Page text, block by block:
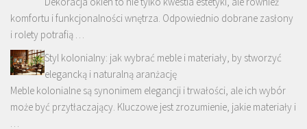
komfortu i funkcjonalności wnętrza. Odpowiednio dobrane zasłony
i rolety potrafią …
Styl kolonialny: jak wybrać meble i materiały, by stworzyć
elegancką i naturalną aranżację
Meble kolonialne są synonimem elegancji i trwałości, ale ich wybór
może być przytłaczający. Kluczowe jest zrozumienie, jakie materiały i